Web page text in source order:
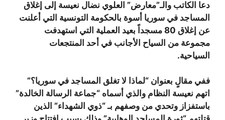
دعا الكاتب والـ”معارض” العلوي نضال نعيسة إلى إغلاق
المساجد في سوريا أسوة بالحكومة التونسية التي أعلنت
عن إغلاق 80 مسجداً بعيد العملية التي استهدفت
مجموعة من السياح الأجانب في أحد المنتجعات
السياحية.
ففي مقالٍ بعنوان “لماذا لا تغلق المساجد في سوريا؟”
اتهم نعيسة النظام والذي أسماه “جماعة الرسالة الخالدة”
باستفزاز وتحدي من وصفهم بـ “ذوي الشهداء” الذين